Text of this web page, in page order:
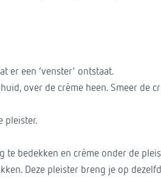
er een ‘venster' ontstaat.
over de crème heen. Smeer de
pleister.
te bedekken en crème onder de
Deze pleister breng je op